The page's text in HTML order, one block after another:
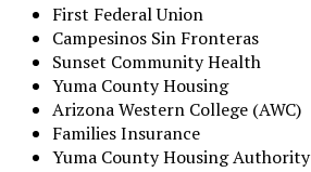
First Federal Union
Campesinos Sin Fronteras
Sunset Community Health
Yuma County Housing
Arizona Western College (AWC)
Families Insurance
Yuma County Housing Authority